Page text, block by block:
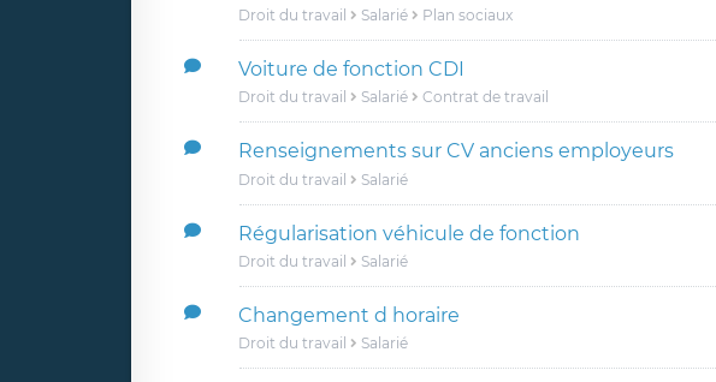
Droit du travail Salarié Plan sociaux
Voiture de fonction CDI
Droit du travail Salarié Contrat de travail
Renseignements sur CV anciens employeurs
Droit du travail Salarié
Régularisation véhicule de fonction
Droit du travail Salarié
Changement d horaire
Droit du travail Salarié